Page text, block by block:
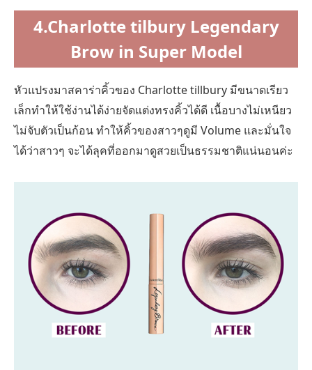
4.Charlotte tilbury Legendary
Brow in Super Model
หัวแปรงมาสคาร่าคิ้วของ Charlotte tillbury มีขนาดเรียว
เล็กทำให้ใช้ง่านได้ง่ายจัดแต่งทรงคิ้วได้ดี เนื้อบางไม่เหนียว
ไม่จับตัวเป็นก้อน ทำให้คิ้วของสาวๆดูมี Volume และมั่นใจ
ได้ว่าสาวๆ จะได้ลุคที่ออกมาดูสวยเป็นธรรมชาติแน่นอนค่ะ